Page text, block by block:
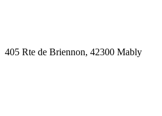
405 Rte de Briennon, 42300 Mably